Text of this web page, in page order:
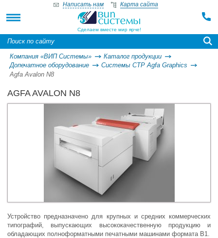
Сделаем вместе мир ярче!
Написать нам Карта сайта
Компания «ВИП Системы»
Каталог продукции
Допечатное оборудование
Системы СТР Agfa Graphics
Agfa Avalon N8
AGFA AVALON N8
Устройство предназначено для крупных и средних коммерческих
типографий, выпускающих высококачественную продукцию и
обладающих полноформатными печатными машинами формата B1.